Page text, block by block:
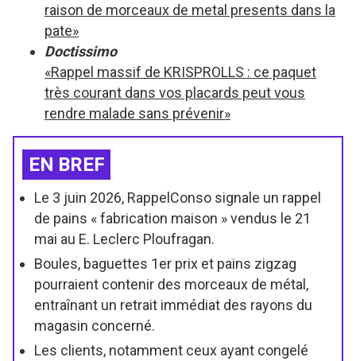
raison de morceaux de metal presents dans la
pate»
Doctissimo
«Rappel massif de KRISPROLLS : ce paquet
très courant dans vos placards peut vous
rendre malade sans prévenir»
EN BREF
Le 3 juin 2026, RappelConso signale un rappel
de pains « fabrication maison » vendus le 21
mai au E. Leclerc Ploufragan.
Boules, baguettes 1er prix et pains zigzag
pourraient contenir des morceaux de métal,
entraînant un retrait immédiat des rayons du
magasin concerné.
Les clients, notamment ceux ayant congelé